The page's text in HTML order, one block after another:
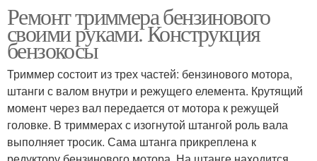
Ремонт триммера бензинового
своими руками. Конструкция
бензокосы
Триммер состоит из трех частей: бензинового мотора,
штанги с валом внутри и режущего елемента. Крутящий
момент через вал передается от мотора к режущей
головке. В триммерах с изогнутой штангой роль вала
выполняет тросик. Сама штанга прикреплена к